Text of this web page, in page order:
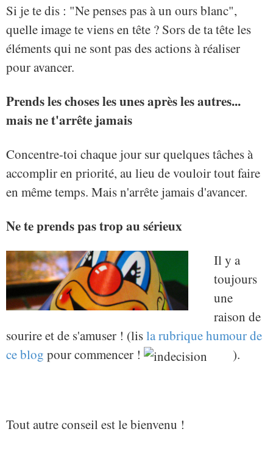
Si je te dis : "Ne penses pas à un ours blanc",
quelle image te viens en tête ? Sors de ta tête les
éléments qui ne sont pas des actions à réaliser
pour avancer.
Prends les choses les unes après les autres...
mais ne t'arrête jamais
Concentre-toi chaque jour sur quelques tâches à
accomplir en priorité, au lieu de vouloir tout faire
en même temps. Mais n'arrête jamais d'avancer.
Ne te prends pas trop au sérieux
Il y a
toujours
une
raison de
sourire et de s'amuser ! (lisla rubrique humour de
ce blog pour commencer ! ).
Tout autre conseil est le bienvenu !